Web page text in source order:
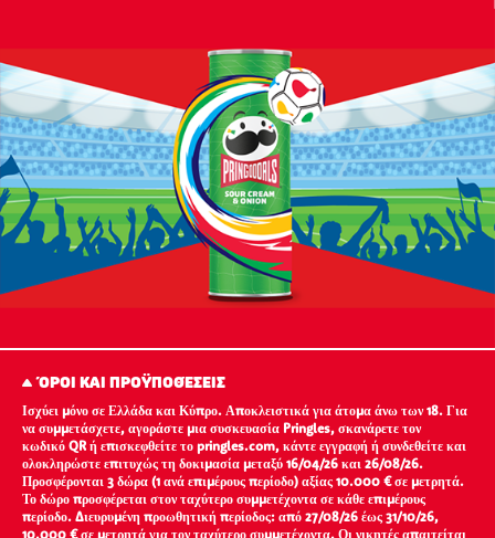
ΌΡΟΙ ΚΑΙ ΠΡΟΫΠΟΘΈΣΕΙΣ
Ισχύει μόνο σε Ελλάδα και Κύπρο. Αποκλειστικά για άτομα άνω των 18. Για
να συμμετάσχετε, αγοράστε μια συσκευασία Pringles, σκανάρετε τον
κωδικό QR ή επισκεφθείτε το pringles.com, κάντε εγγραφή ή συνδεθείτε και
ολοκληρώστε επιτυχώς τη δοκιμασία μεταξύ 16/04/26 και 26/08/26.
Προσφέρονται 3 δώρα (1 ανά επιμέρους περίοδο) αξίας 10.000 € σε μετρητά.
Το δώρο προσφέρεται στον ταχύτερο συμμετέχοντα σε κάθε επιμέρους
περίοδο. Διευρυμένη προωθητική περίοδος: από 27/08/26 έως 31/10/26,
10.000 € σε μετρητά για τον ταχύτερο συμμετέχοντα. Οι νικητές απαιτείται